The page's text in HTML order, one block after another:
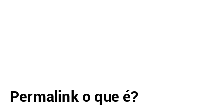
Permalink o que é?